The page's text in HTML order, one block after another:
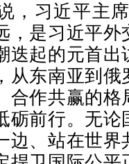
，习近平主
，是习近平
迭起的元首
从东南亚到
合作共赢的
砺前行。无
边、站在世